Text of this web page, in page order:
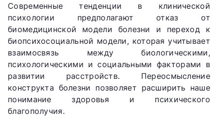
Современные тенденции в клинической
психологии предполагают отказ от
биомедицинской модели болезни и переход к
биопсихосоциальной модели, которая учитывает
взаимосвязь между биологическими,
психологическими и социальными факторами в
развитии расстройств. Переосмысление
конструкта болезни позволяет расширить наше
понимание здоровья и психического
благополучия.